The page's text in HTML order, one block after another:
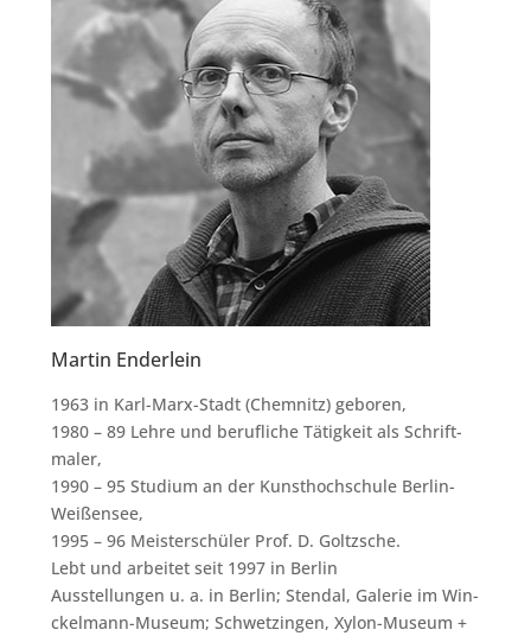
Martin Enderlein
1963 in Karl-Marx-Stadt (Chem­nitz) gebo­ren,
1980 – 89 Leh­re und beruf­li­che Tätig­keit als Schrift­
ma­ler,
1990 – 95 Stu­di­um an der Kunst­hoch­schu­le Ber­lin-
Wei­ßen­see,
1995 – 96 Meis­ter­schü­ler Prof. D. Goltz­sche.
Lebt und arbei­tet seit 1997 in Ber­lin
Aus­stel­lun­gen u. a. in Ber­lin; Stend­al, Gale­rie im Win­
ckel­mann-Muse­um; Schwet­zin­gen, Xylon-Muse­um +